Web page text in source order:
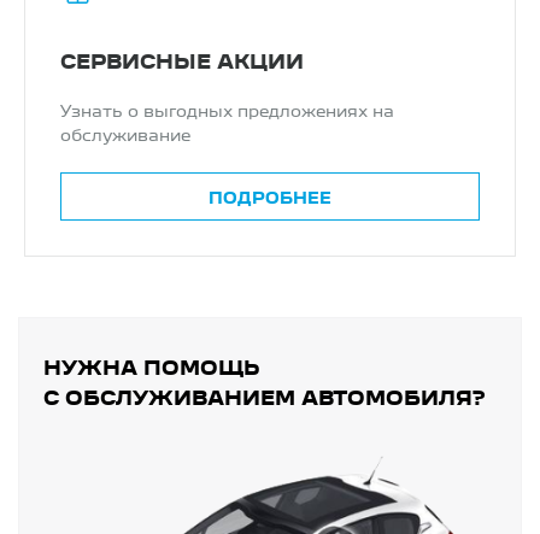
СЕРВИСНЫЕ АКЦИИ
Узнать о выгодных предложениях на
обслуживание
ПОДРОБНЕЕ
НУЖНА ПОМОЩЬ
С ОБСЛУЖИВАНИЕМ АВТОМОБИЛЯ?